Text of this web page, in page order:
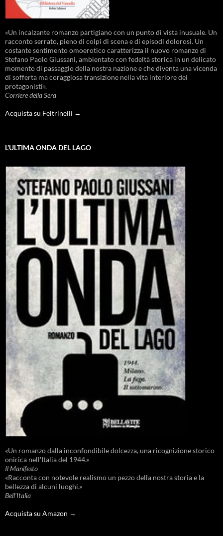
«Un incalzante romanzo partigiano con un punto di vista inusuale. Un
racconto serrato, pieno di colpi di scena e di episodi dolorosi. Un
costante sentimento omoerotico caratterizza il nuovo romanzo di
Stefano Paolo Giussani, ambientato con fedeltà storica in un delicato
momento di passaggio della nostra nazione e che diventa una vicenda
di sofferta ma coraggiosa transizione nella vita interiore dei
protagonisti».
Corriere della Sera
Acquista su Feltrinelli →
L’ULTIMA ONDA DEL LAGO
«Un romanzo dalla inconfondibile dolcezza, una ricognizione storico
onirica nell'Italia del 1944.»
Il Manifesto
«Racconta con notevole realismo un pezzo della nostra storia e la
bellezza di alcuni luoghi.»
Bell'Italia
Acquista su Amazon →